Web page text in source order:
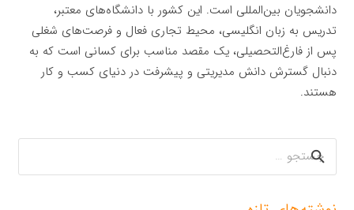
دانشجویان بین‌المللی است. این کشور با دانشگاه‌های معتبر،
تدریس به زبان انگلیسی، محیط تجاری فعال و فرصت‌های شغلی
پس از فارغ‌التحصیلی، یک مقصد مناسب برای کسانی است که به
دنبال گسترش دانش مدیریتی و پیشرفت در دنیای کسب و کار
هستند.
جستجو
برای: